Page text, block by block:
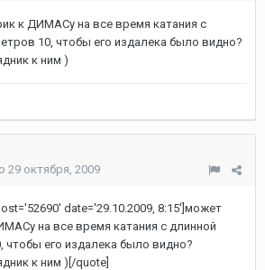
к ДИМАСу на все время катания с
10, чтобы его издалека было видно?
к ним )
29 октября, 2009
date='29.10.2009, 8:15']может
на все время катания с длинной
чтобы его издалека было видно?
к ним )[/quote]